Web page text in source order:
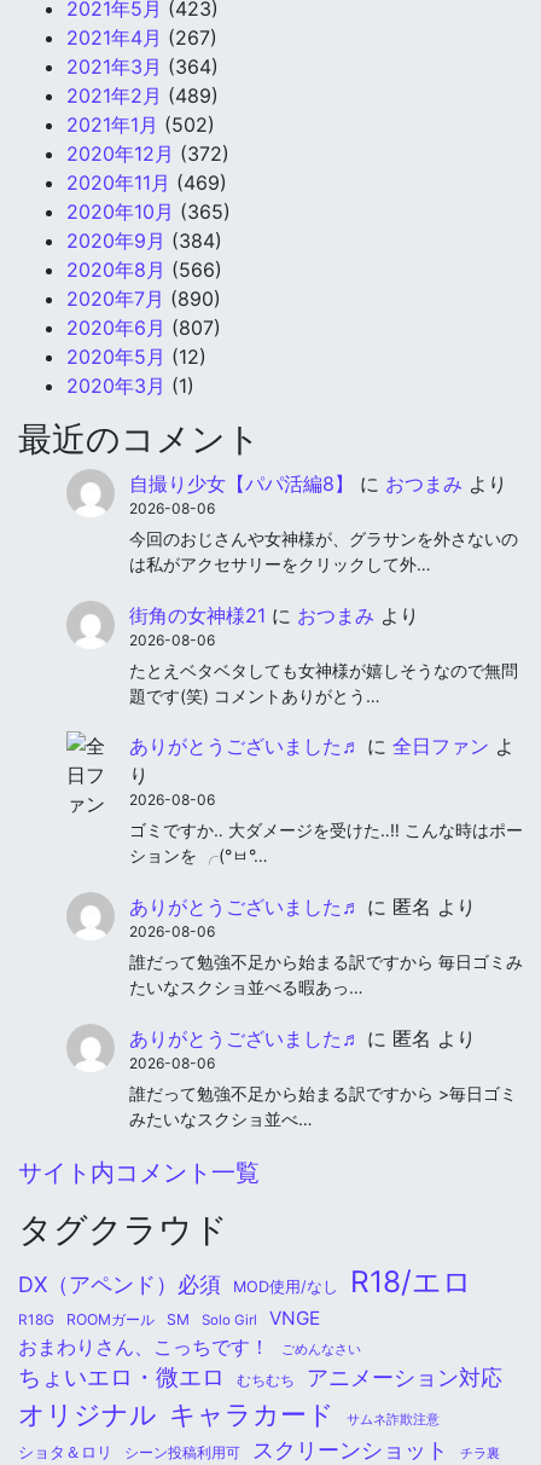
2021年5月 (423)
2021年4月 (267)
2021年3月 (364)
2021年2月 (489)
2021年1月 (502)
2020年12月 (372)
2020年11月 (469)
2020年10月 (365)
2020年9月 (384)
2020年8月 (566)
2020年7月 (890)
2020年6月 (807)
2020年5月 (12)
2020年3月 (1)
最近のコメント
自撮り少女【パパ活編8】 に おつまみ より
2026-08-06
今回のおじさんや女神様が、グラサンを外さないの
は私がアクセサリーをクリックして外…
街角の女神様21 に おつまみ より
2026-08-06
たとえベタベタしても女神様が嬉しそうなので無問
題です(笑) コメントありがとう…
ありがとうございました♬ に 全日ファン よ
り
2026-08-06
ゴミですか‥ 大ダメージを受けた‥‼︎ こんな時はポー
ションを ╭(°ㅂ°…
ありがとうございました♬ に 匿名 より
2026-08-06
誰だって勉強不足から始まる訳ですから 毎日ゴミみ
たいなスクショ並べる暇あっ…
ありがとうございました♬ に 匿名 より
2026-08-06
誰だって勉強不足から始まる訳ですから >毎日ゴミ
みたいなスクショ並べ…
サイト内コメント一覧
タグクラウド
DX（アペンド）必須 MOD使用/なし R18/エロ
R18G ROOMガール SM Solo Girl VNGE
おまわりさん、こっちです！ ごめんなさい
ちょいエロ・微エロ むちむち アニメーション対応
オリジナル キャラカード サムネ詐欺注意
ショタ＆ロリ シーン投稿利用可 スクリーンショット チラ裏